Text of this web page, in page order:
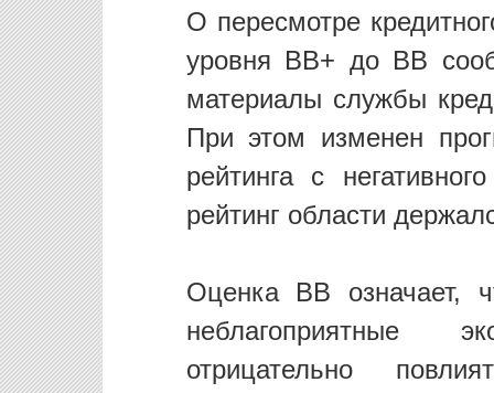
О пересмотре
уровня BB+ до BB
материалы службы
При этом изменен
рейтинга с
рейтинг области
Оценка BB означает,
неблагоприятные
отрицательно